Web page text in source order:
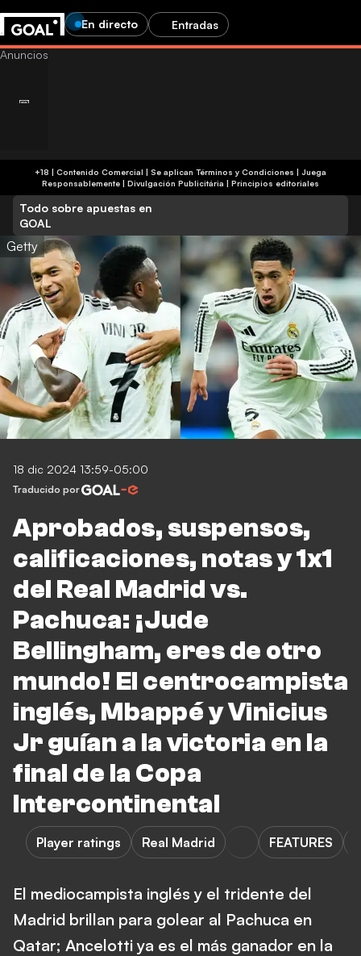
En directo Entradas
+18 | Contenido Comercial | Se aplican Términos y Condiciones | Juega
Responsablemente | Divulgación Publicitária | Principios editoriales
Todo sobre apuestas en
GOAL
Getty
18 dic 2024 13:59-05:00
Traducido por
Aprobados, suspensos,
calificaciones, notas y 1x1
del Real Madrid vs.
Pachuca: ¡Jude
Bellingham, eres de otro
mundo! El centrocampista
inglés, Mbappé y Vinicius
Jr guían a la victoria en la
final de la Copa
Intercontinental
Player ratings Real Madrid FEATURES
El mediocampista inglés y el tridente del
Madrid brillan para golear al Pachuca en
Qatar; Ancelotti ya es el más ganador en la